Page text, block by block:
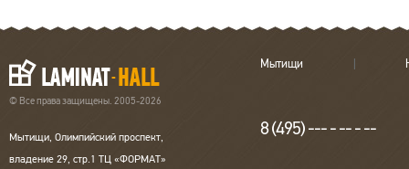
© Все права защищены. 2005-2026
Мытищи, Олимпийский проспект,
владение 29, стр.1 ТЦ «ФОРМАТ»
Мытищи
8 (495) --- - -- - --